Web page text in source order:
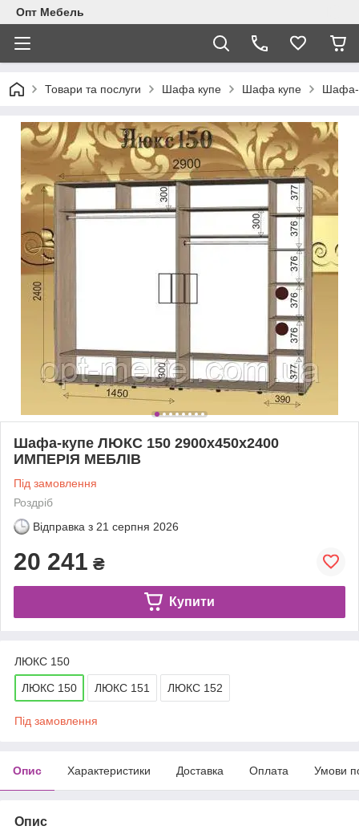
Опт Мебель
Товари та послуги Шафа купе Шафа купе Шафа-
Шафа-купе ЛЮКС 150 2900х450х2400
ИМПЕРIЯ МЕБЛIВ
Під замовлення
Роздріб
Відправка з 21 серпня 2026
20 241 ₴
Купити
ЛЮКС 150
ЛЮКС 150 ЛЮКС 151 ЛЮКС 152
Під замовлення
Опис Характеристики Доставка Оплата Умови
Опис